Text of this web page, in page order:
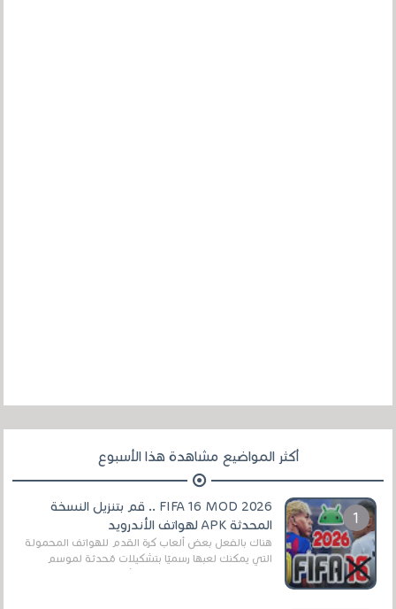
أكثر المواضيع مشاهدة هذا الأسبوع
FIFA 16 MOD 2026 .. قم بتنزيل النسخة
المحدثة APK لهواتف الأندرويد
هناك بالفعل بعض ألعاب كرة القدم للهواتف المحمولة
التي يمكنك لعبها رسميًا بتشكيلات مُحدثة لموسم